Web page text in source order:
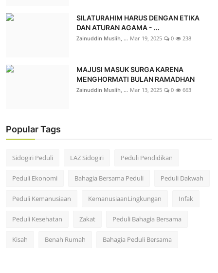
SILATURAHIM HARUS DENGAN ETIKA
DAN ATURAN AGAMA - ...
Zainuddin Muslih, ... Mar 19, 2025 0 238
MAJUSI MASUK SURGA KARENA
MENGHORMATI BULAN RAMADHAN
Zainuddin Muslih, ... Mar 13, 2025 0 663
Popular Tags
Sidogiri Peduli LAZ Sidogiri Peduli Pendidikan
Peduli Ekonomi Bahagia Bersama Peduli Peduli Dakwah
Peduli Kemanusiaan KemanusiaanLingkungan Infak
Peduli Kesehatan Zakat Peduli Bahagia Bersama
Kisah Benah Rumah Bahagia Peduli Bersama